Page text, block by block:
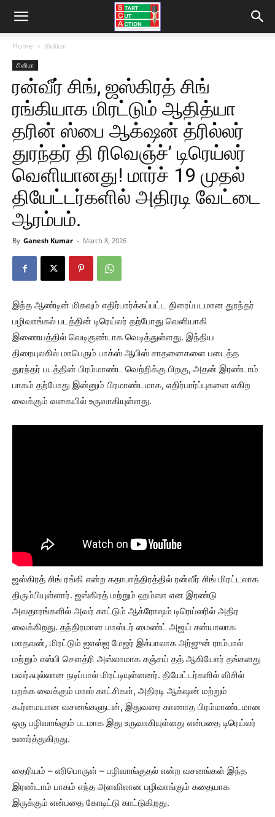
Home சினிமா
சினிமா
ரன்வீர் சிங், ஜஸ்கிரத் சிங்
ரங்கியாக மிரட்டும் ஆதித்யா
தரின் ஸ்பை ஆக்‌ஷன் த்ரில்லர்
துரந்தர் தி ரிவெஞ்ச்’ டிரெய்லர்
வெளியானது! மார்ச் 19 முதல்
தியேட்டர்களில் அதிரடி வேட்டை
ஆரம்பம்.
By Ganesh Kumar - March 8, 2026
இந்த ஆண்டின் மிகவும் எதிர்பார்க்கப்பட்ட திரைப்படமான துரந்தர்
பழிவாங்கல் படத்தின் டிரெய்லர் தற்போது வெளியாகி
இணையத்தில் வெடிகுண்டாக வெடித்துள்ளது. இந்திய
திரையுலகில் மாபெரும் பாக்ஸ் ஆபிஸ் சாதனைகளை படைத்த
துரந்தர் படத்தின் பிரம்மாண்ட வெற்றிக்கு பிறகு, அதன் இரண்டாம்
பாகம் தற்போது இன்னும் பிரமாண்டமாக, எதிர்பார்ப்புகளை எகிற
வைக்கும் வகையில் உருவாகியுள்ளது.
ஜஸ்கிரத் சிங் ரங்கி என்ற கதாபாத்திரத்தில் ரன்வீர் சிங் மிரட்டலாக
திரும்பியுள்ளார். ஜஸ்கிரத் மற்றும் ஹம்ஸா என இரண்டு
அவதாரங்களில் அவர் காட்டும் ஆக்ரோஷம் டிரெய்லரில் அதிர
வைக்கிறது. தந்திரமான மாஸ்டர் மைண்ட் அஜய் சன்யாலாக
மாதவன், மிரட்டும் ஐஎஸ்ஐ மேஜர் இக்பாலாக அர்ஜுன் ராம்பால்
மற்றும் எஸ்பி சௌத்ரி அஸ்லாமாக சஞ்சய் தத் ஆகியோர் தங்களது
பவர்ஃபுல்லான நடிப்பால் மிரட்டியுள்ளனர். தியேட்டர்களில் விசில்
பறக்க வைக்கும் மாஸ் காட்சிகள், அதிரடி ஆக்‌ஷன் மற்றும்
கூர்மையான வசனங்களுடன், இதுவரை காணாத பிரம்மாண்டமான
ஒரு பழிவாங்கும் படமாக இது உருவாகியுள்ளது என்பதை டிரெய்லர்
உணர்த்துகிறது.
தைரியம் – எரிபொருள் – பழிவாங்குதல் என்ற வசனங்கள் இந்த
இரண்டாம் பாகம் எந்த அளவிலான பழிவாங்கும் கதையாக
இருக்கும் என்பதை கோடிட்டு காட்டுகிறது.